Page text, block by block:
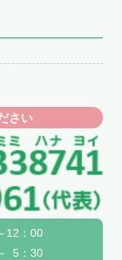
さい
12：00
5：30